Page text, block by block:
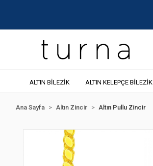
ALTIN BİLEZİK ALTIN KELEPÇE BİLEZİK
Ana Sayfa Altın Zincir Altın Pullu Zincir